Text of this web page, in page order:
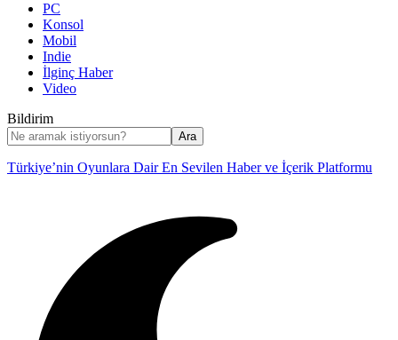
PC
Konsol
Mobil
Indie
İlginç Haber
Video
Bildirim
Türkiye’nin Oyunlara Dair En Sevilen Haber ve İçerik Platformu